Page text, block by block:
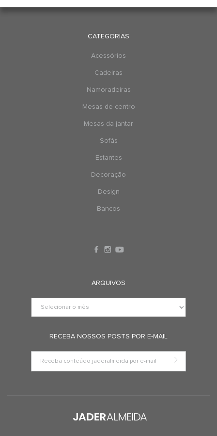
CATEGORIAS
Acessórios
Cadeiras
Namoradeiras
Mesas de centro
Mesas da jantar
Sofás
Estantes
Decoração
Design
Bancos
ARQUIVOS
RECEBA NOSSOS POSTS POR E-MAIL